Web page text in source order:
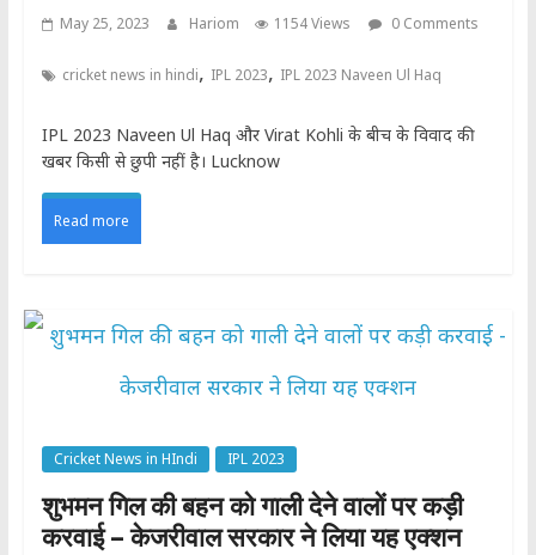
May 25, 2023 Hariom 1154 Views 0 Comments
cricket news in hindi, IPL 2023, IPL 2023 Naveen Ul Haq
IPL 2023 Naveen Ul Haq और Virat Kohli के बीच के विवाद की
खबर किसी से छुपी नहीं है। Lucknow
Read more
Cricket News in HIndi IPL 2023
शुभमन गिल की बहन को गाली देने वालों पर कड़ी
करवाई – केजरीवाल सरकार ने लिया यह एक्शन